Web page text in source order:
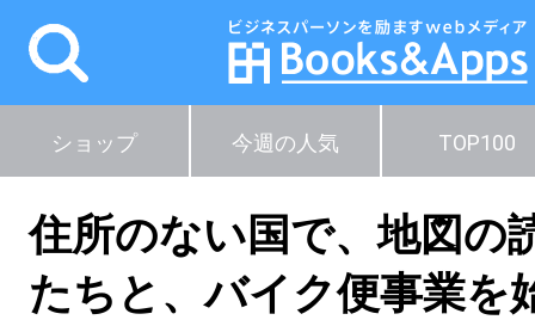
ショップ 今週の人気 TOP100
住所のない国で、地図の
たちと、バイク便事業を